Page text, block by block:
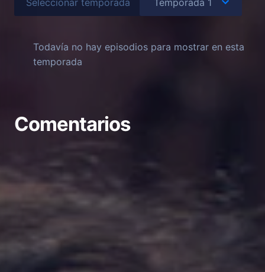
Todavía no hay episodios para mostrar en esta
temporada
Comentarios